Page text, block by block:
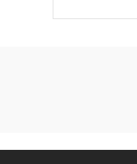
Bu ürünün
Ürün